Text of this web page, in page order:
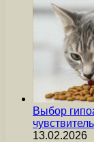
Выбор
13.02.2026